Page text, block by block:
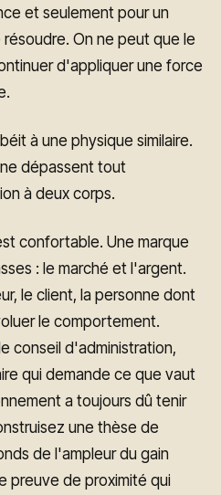
et seulement pour un
On ne peut que le
d'appliquer une force
à une physique similaire.
dépassent tout
à deux corps.
confortable. Une marque
: le marché et l'argent.
le client, la personne dont
le comportement.
conseil d'administration,
qui demande ce que vaut
a toujours dû tenir
une thèse de
de l'ampleur du gain
preuve de proximité qui